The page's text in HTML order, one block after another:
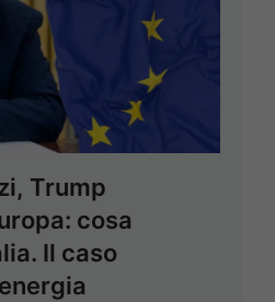
Trump
cosa
Il caso